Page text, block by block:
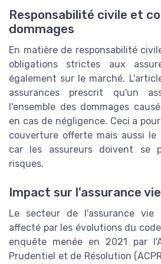
Responsabilité civile et
dommages
En matière de responsabilité
obligations strictes aux
également sur le marché.
assurances prescrit qu'un
l'ensemble des dommages
en cas de négligence. Ceci a
couverture offerte mais aussi le
car les assureurs doivent se
risques.
Impact sur l'assurance vie
Le secteur de l'assurance vie
affecté par les évolutions du
enquête menée en 2021 par
Prudentiel et de Résolution